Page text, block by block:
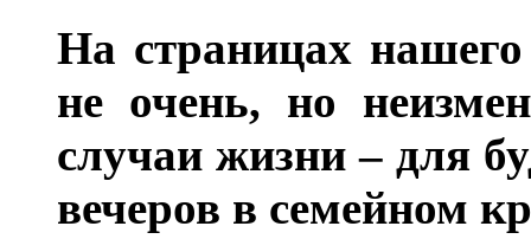
На страницах
не очень, но
случаи жизни – для
вечеров в семейном